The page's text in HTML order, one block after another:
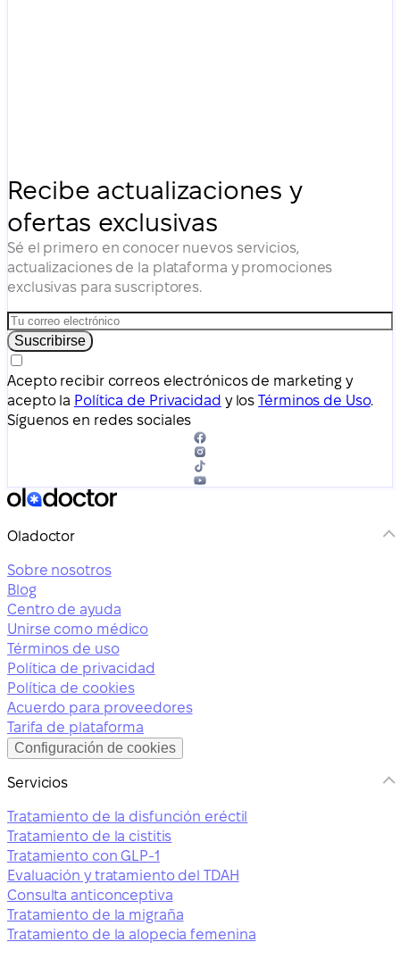
Recibe actualizaciones y
ofertas exclusivas
Sé el primero en conocer nuevos servicios,
actualizaciones de la plataforma y promociones
exclusivas para suscriptores.
Suscribirse
Acepto recibir correos electrónicos de marketing y
acepto la Política de Privacidad y losTérminos de Uso.
Síguenos en redes sociales
Oladoctor
Sobre nosotros
Blog
Centro de ayuda
Unirse como médico
Términos de uso
Política de privacidad
Política de cookies
Acuerdo para proveedores
Tarifa de plataforma
Configuración de cookies
Servicios
Tratamiento de la disfunción eréctil
Tratamiento de la cistitis
Tratamiento con GLP-1
Evaluación y tratamiento del TDAH
Consulta anticonceptiva
Tratamiento de la migraña
Tratamiento de la alopecia femenina